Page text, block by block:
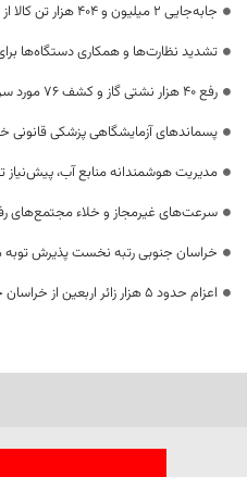
جابه‌جایی 2 میلیون و 404 هزار تن کالا از خراسان جنوبی به سراسر کشور
تشدید نظارت‌ها و همکاری دستگاه‌ها
رفع 40 هزار نشتی گاز و کشف 76 مورد سرقت گاز در چهار ماهه نخست سال
پسماندهای آزمایشگاهی پزشکی قانونی
مدیریت هوشمندانه منابع آب، پیش‌نیاز
سرعت‌های غیرمجاز و خلاء مجتمع‌های
خراسان جنوبی رتبه نخست پذیرش توبه
اعزام حدود 5 هزار زائر اربعین از خراسان جنوبی؛ بازگشت‌ها آغاز شد